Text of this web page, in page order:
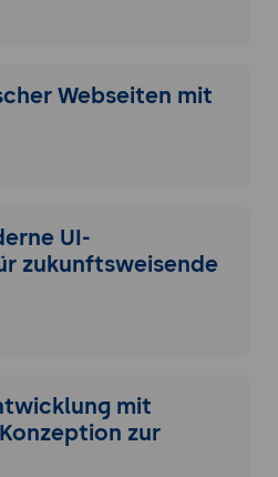
Webseiten mit
UI-
zukunftsweisende
mit
zur